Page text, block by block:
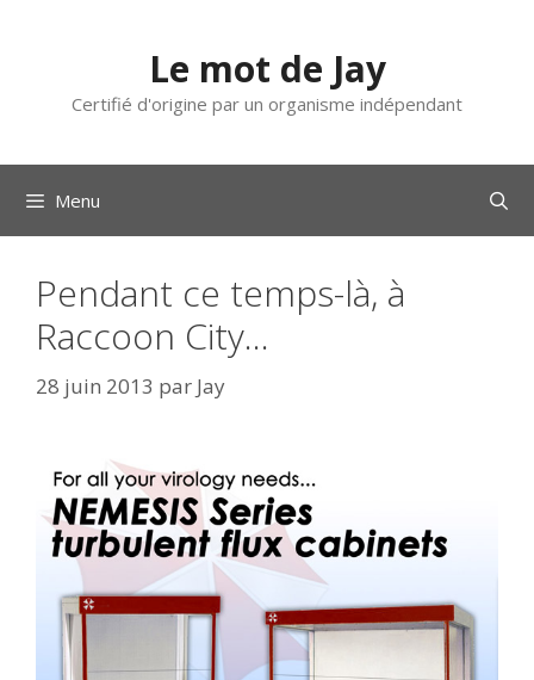
Le mot de Jay
Certifié d'origine par un organisme indépendant
Menu
Pendant ce temps-là, à
Raccoon City…
28 juin 2013 par Jay